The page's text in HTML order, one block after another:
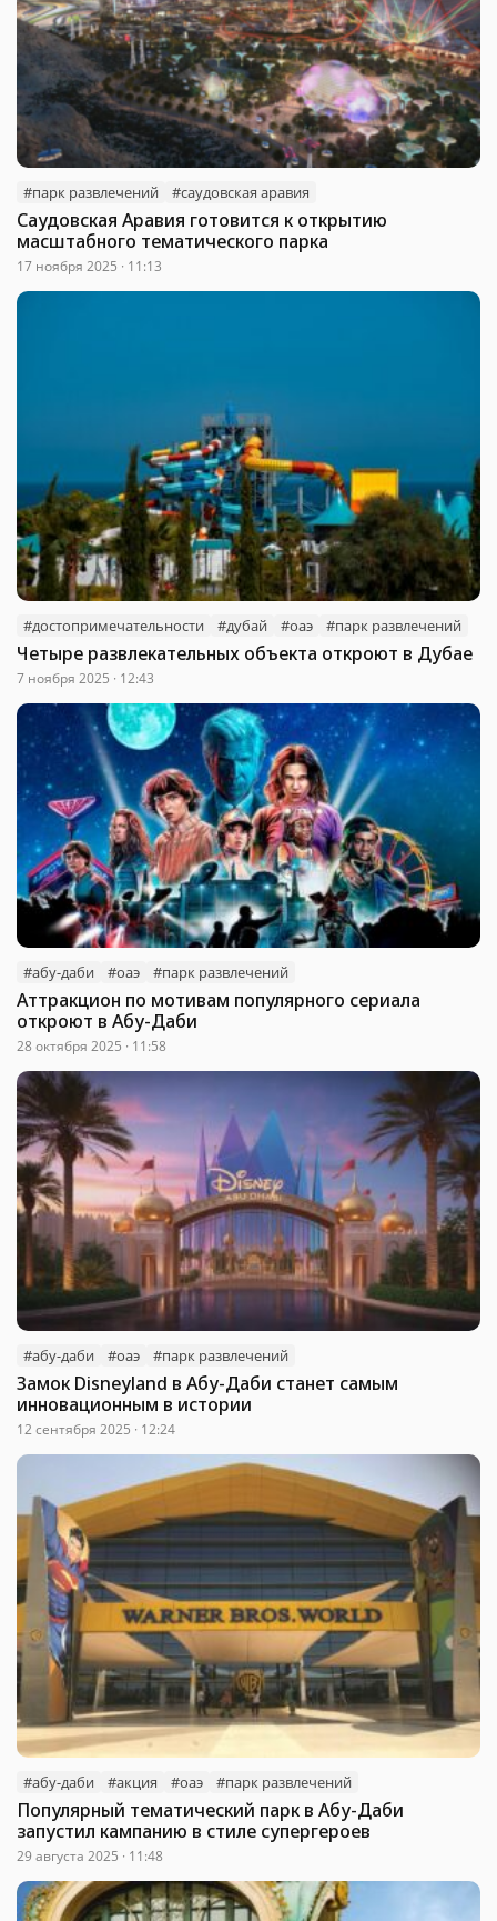
#парк развлечений #саудовская аравия
Саудовская Аравия готовится к открытию
масштабного тематического парка
17 ноября 2025 · 11:13
#достопримечательности #дубай #оаэ #парк развлечений
Четыре развлекательных объекта откроют в Дубае
7 ноября 2025 · 12:43
#абу-даби #оаэ #парк развлечений
Аттракцион по мотивам популярного сериала
откроют в Абу-Даби
28 октября 2025 · 11:58
#абу-даби #оаэ #парк развлечений
Замок Disneyland в Абу-Даби станет самым
инновационным в истории
12 сентября 2025 · 12:24
#абу-даби #акция #оаэ #парк развлечений
Популярный тематический парк в Абу-Даби
запустил кампанию в стиле супергероев
29 августа 2025 · 11:48